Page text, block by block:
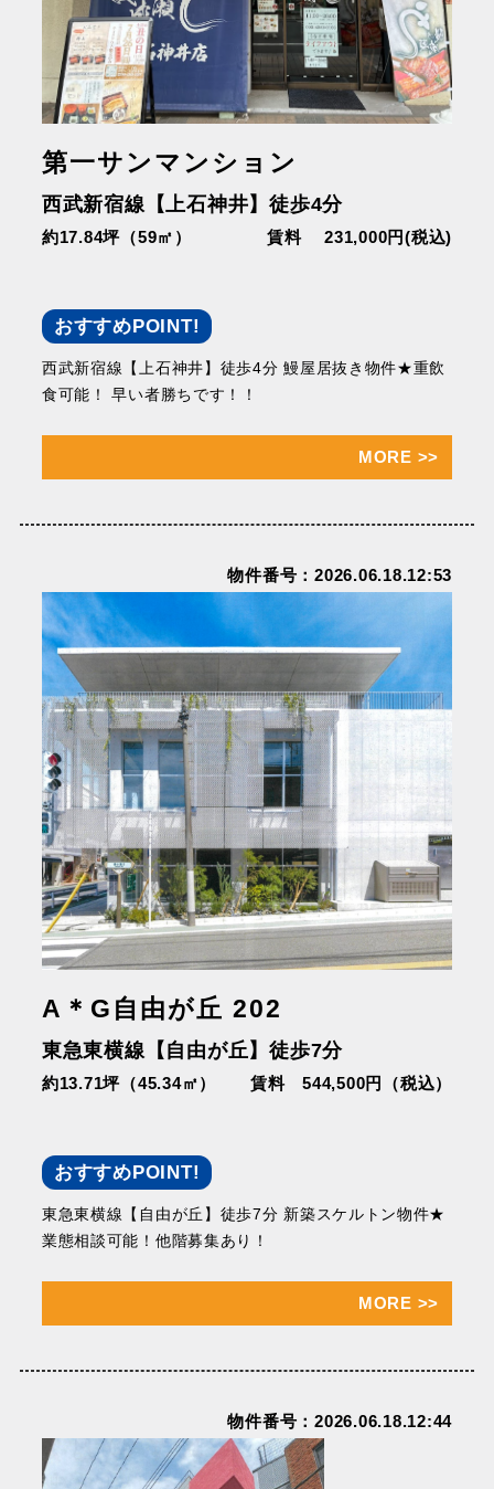
第一サンマンション
西武新宿線【上石神井】徒歩4分
約17.84坪（59㎡） 賃料 231,000円(税込)
おすすめPOINT!
西武新宿線【上石神井】徒歩4分 鰻屋居抜き物件★重飲
食可能！ 早い者勝ちです！！
MORE >>
物件番号：2026.06.18.12:53
A＊G自由が丘 202
東急東横線【自由が丘】徒歩7分
約13.71坪（45.34㎡） 賃料 544,500円（税込）
おすすめPOINT!
東急東横線【自由が丘】徒歩7分 新築スケルトン物件★
業態相談可能！他階募集あり！
MORE >>
物件番号：2026.06.18.12:44